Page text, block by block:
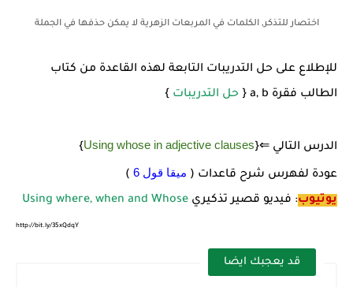
اختصار للتذكر, الكلمات في المربعات الزهرية لا يمكن حذفها في الجملة
للإطلاع على حل التدريبات التابعة لهذه القاعدة من كتاب
الطالب فقرة a, b {
حل التدريبات }
الدرس التالي ⇐{Using whose in adjective clauses
}
عودة لفهرس شرح قاعدات ( ميقا قول 6
)
يوتيوب: فيديو قصير تذكيري Using where, when and Whose
http://bit.ly/35xQdqY
قد يعجبك ايضا